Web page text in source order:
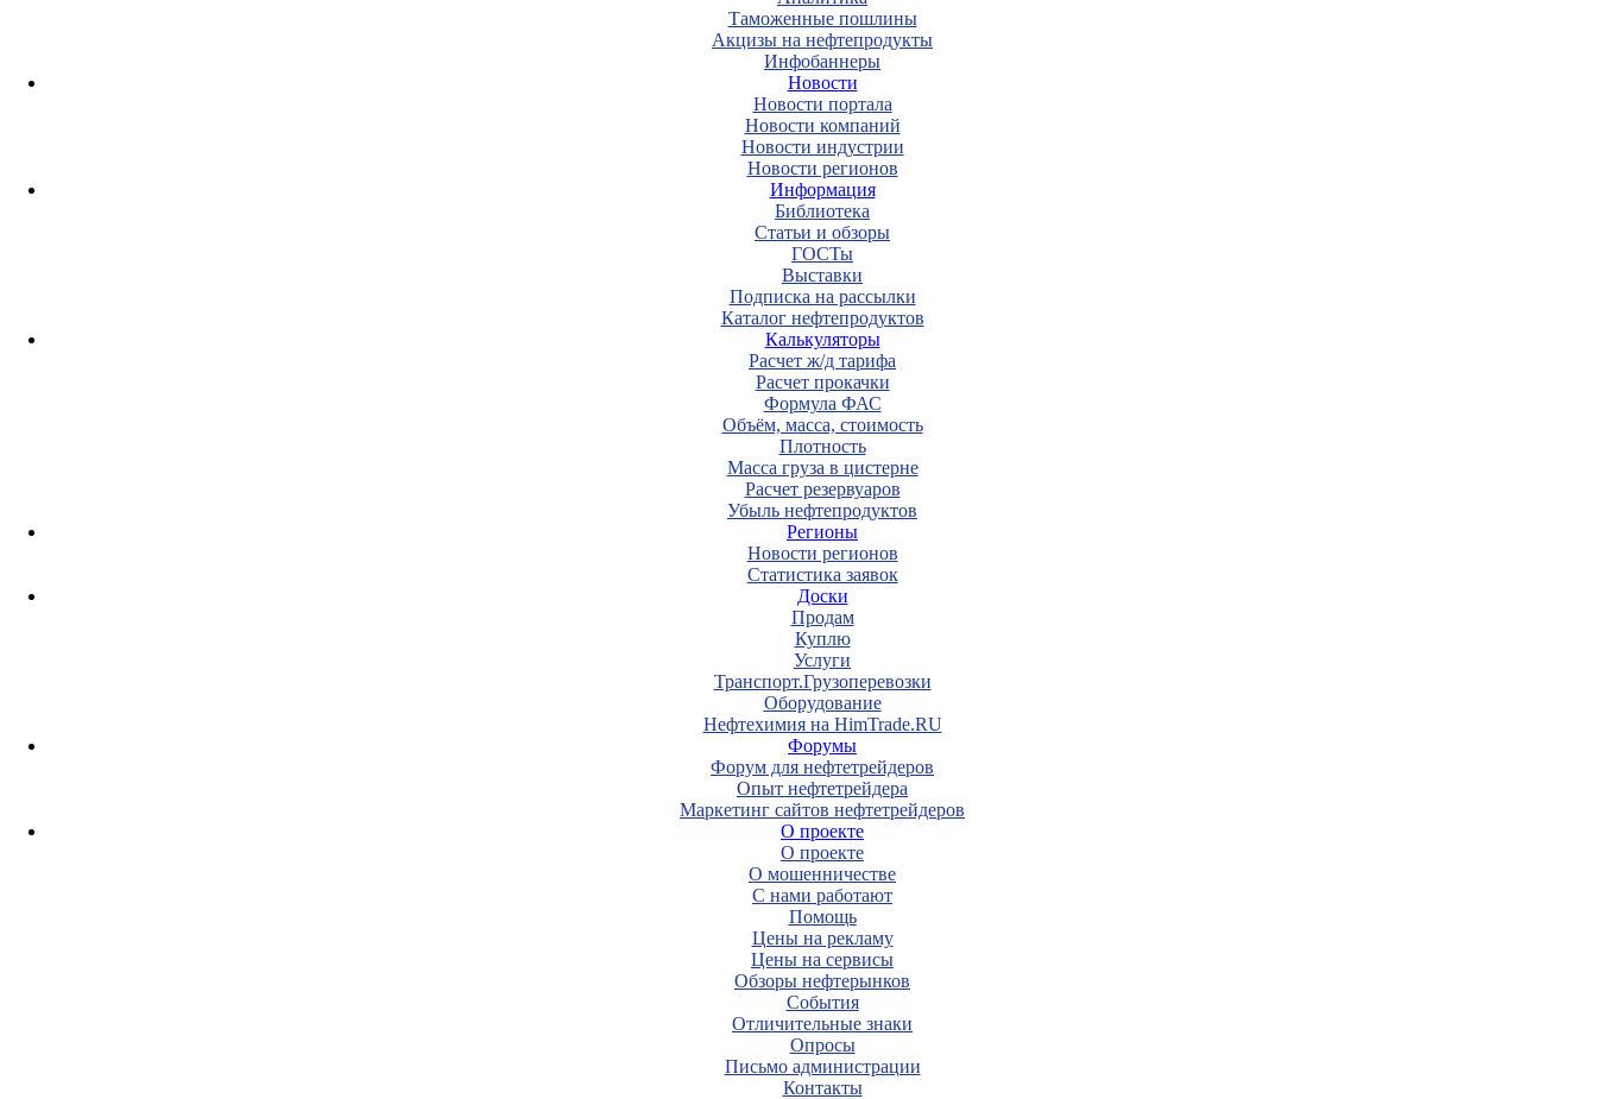
Таможенные пошлины
Акцизы на нефтепродукты
Инфобаннеры
Новости
Новости портала
Новости компаний
Новости индустрии
Новости регионов
Информация
Библиотека
Статьи и обзоры
ГОСТы
Выставки
Подписка на рассылки
Каталог нефтепродуктов
Калькуляторы
Расчет ж/д тарифа
Расчет прокачки
Формула ФАС
Объём, масса, стоимость
Плотность
Масса груза в цистерне
Расчет резервуаров
Убыль нефтепродуктов
Регионы
Новости регионов
Статистика заявок
Доски
Продам
Куплю
Услуги
Транспорт.Грузоперевозки
Оборудование
Нефтехимия на HimTrade.RU
Форумы
Форум для нефтетрейдеров
Опыт нефтетрейдера
Маркетинг сайтов нефтетрейдеров
О проекте
О проекте
О мошенничестве
С нами работают
Помощь
Цены на рекламу
Цены на сервисы
Обзоры нефтерынков
События
Отличительные знаки
Опросы
Письмо администрации
Контакты